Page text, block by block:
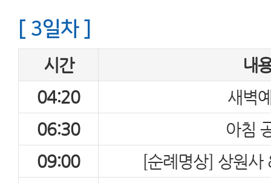
[ 3일차 ]
시간
내
04:20
새벽
06:30
아침
09:00
[순례명상] 상원